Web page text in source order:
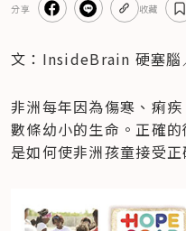
分享 收藏
文：InsideBrain 硬塞
非洲每年因為傷寒、痢
數條幼小的生命。正確
是如何使非洲孩童接受正